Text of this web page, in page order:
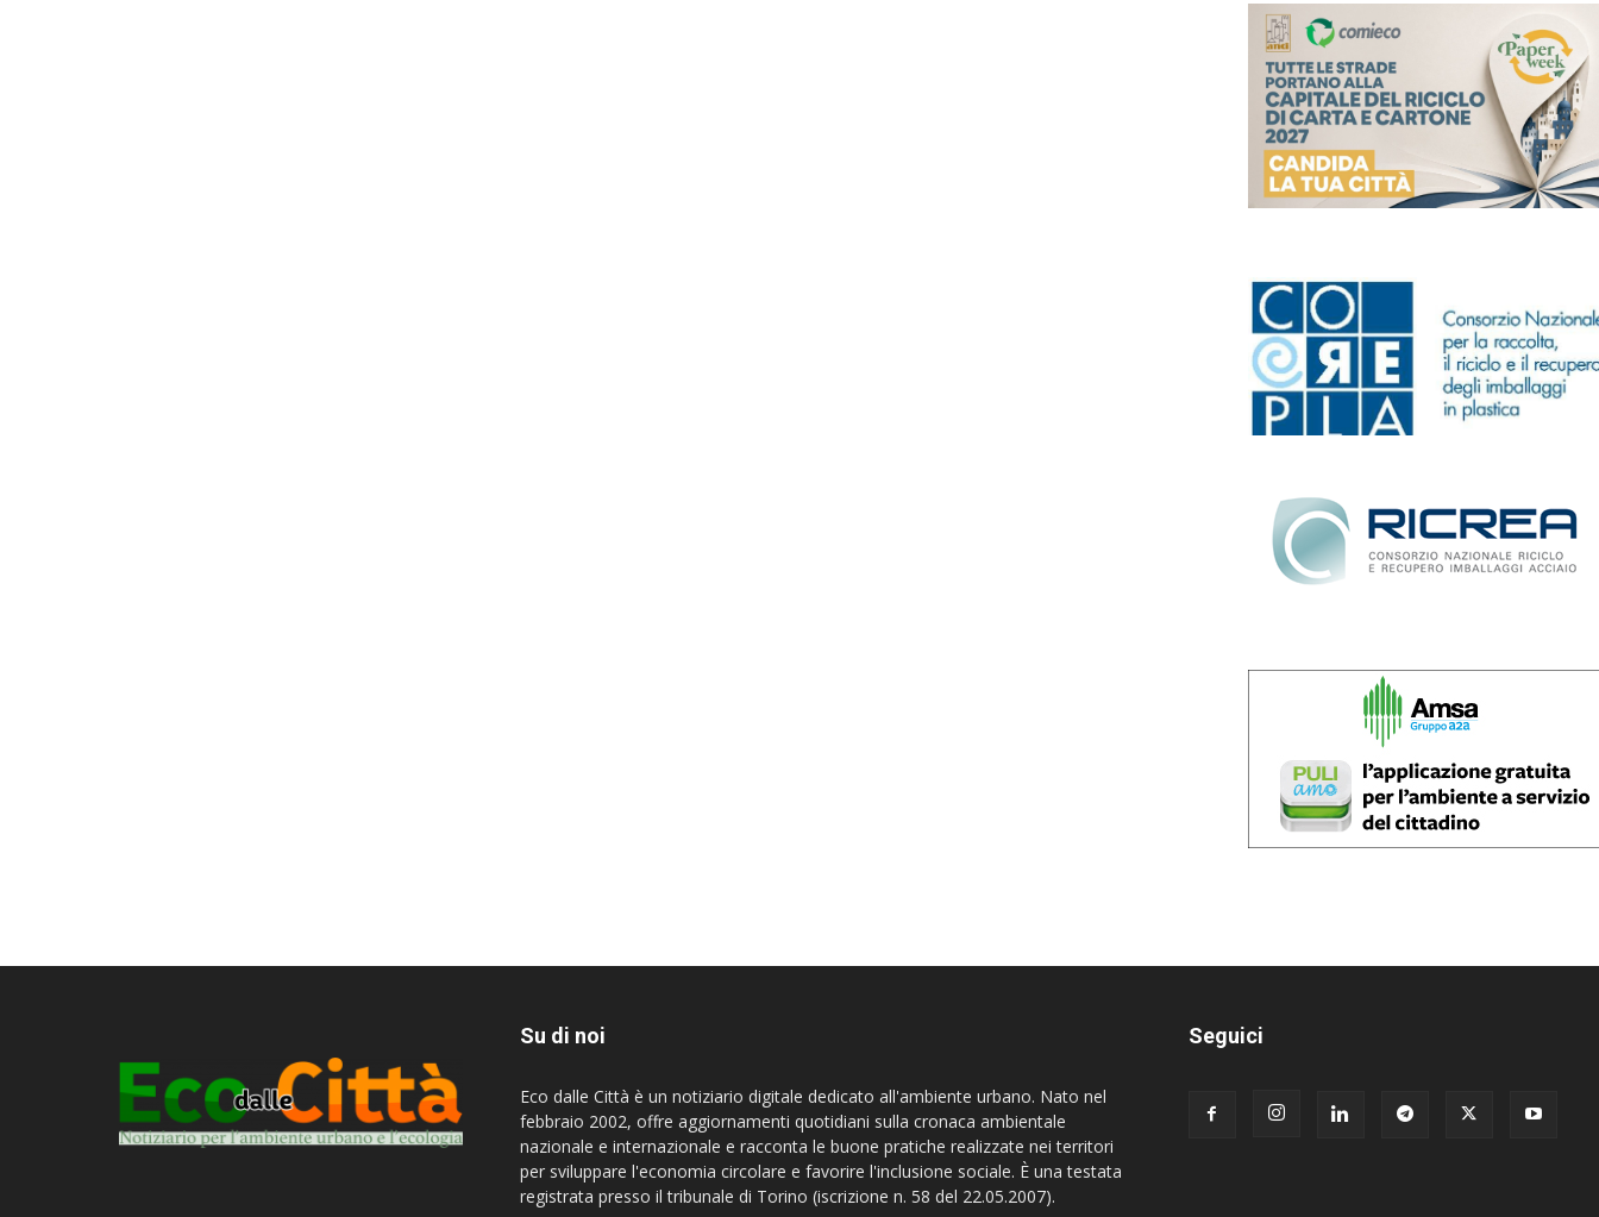
Su di noi
Eco dalle Città è un notiziario digitale dedicato all'ambiente urbano. Nato nel
febbraio 2002, offre aggiornamenti quotidiani sulla cronaca ambientale
nazionale e internazionale e racconta le buone pratiche realizzate nei territori
per sviluppare l'economia circolare e favorire l'inclusione sociale. È una testata
registrata presso il tribunale di Torino (iscrizione n. 58 del 22.05.2007).
Seguici